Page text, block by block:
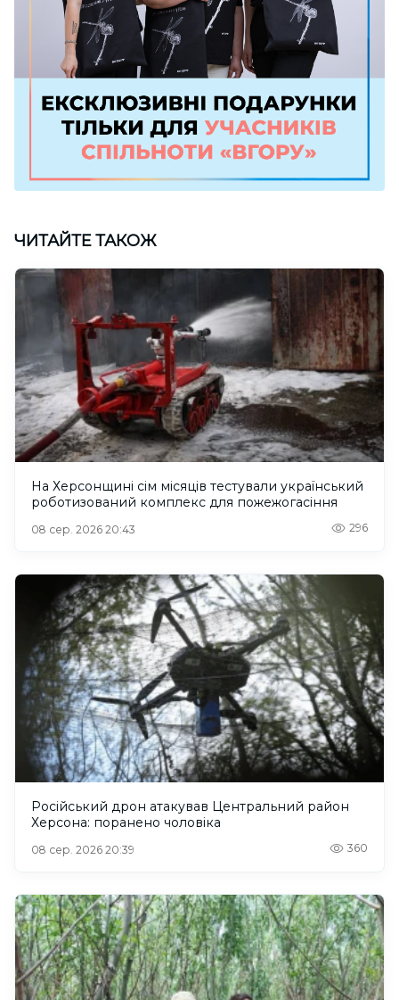
ЧИТАЙТЕ ТАКОЖ
На Херсонщині сім місяців тестували український
роботизований комплекс для пожежогасіння
08 сер. 2026 20:43 296
Російський дрон атакував Центральний район
Херсона: поранено чоловіка
08 сер. 2026 20:39 360